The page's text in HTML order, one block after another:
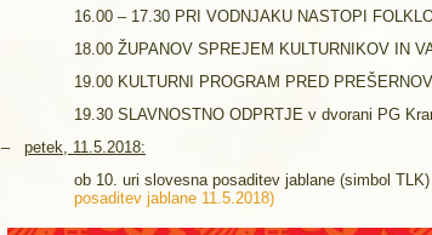
16.00 – 17.30 PRI VODNJAKU NASTOPI
18.00 ŽUPANOV SPREJEM KULTURNIKOV IN
19.00 KULTURNI PROGRAM PRED
19.30 SLAVNOSTNO ODPRTJE v dvorani PG
– petek, 11.5.2018:
ob 10. uri slovesna posaditev jablane (simbol
posaditev jablane 11.5.2018)